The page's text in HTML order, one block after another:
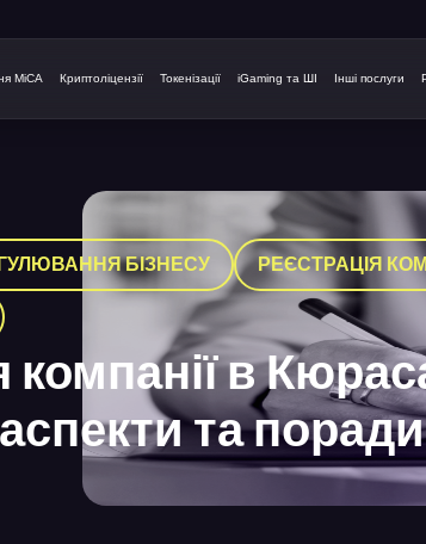
MiCA Криптоліцензії Токенізації iGaming та ШІ Інші послуги
БІЗНЕСУ
РЕЄСТРАЦІЯ
компанії в
та поради